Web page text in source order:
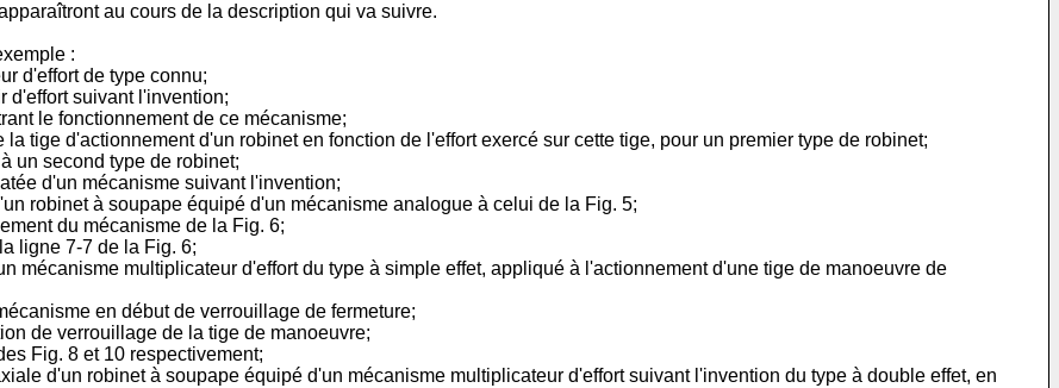
au cours de la description qui va suivre.
:
d'effort de type connu;
d'effort suivant l'invention;
le fonctionnement de ce mécanisme;
tige d'actionnement d'un robinet en fonction de l'effort exercé sur cette tige, pour un premier type de robinet;
un second type de robinet;
d'un mécanisme suivant l'invention;
robinet à soupape équipé d'un mécanisme analogue à celui de la Fig. 5;
du mécanisme de la Fig. 6;
ligne 7-7 de la Fig. 6;
mécanisme multiplicateur d'effort du type à simple effet, appliqué à l'actionnement d'une tige de manoeuvre de
en début de verrouillage de fermeture;
de verrouillage de la tige de manoeuvre;
Fig. 8 et 10 respectivement;
d'un robinet à soupape équipé d'un mécanisme multiplicateur d'effort suivant l'invention du type à double effet, en